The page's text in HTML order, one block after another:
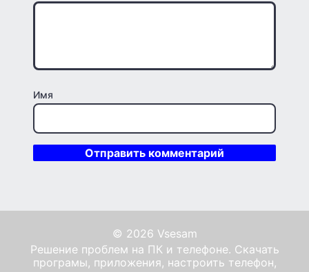
Имя
© 2026 Vsesam
Решение проблем на ПК и телефоне. Скачать
програмы, приложения, настроить телефон,